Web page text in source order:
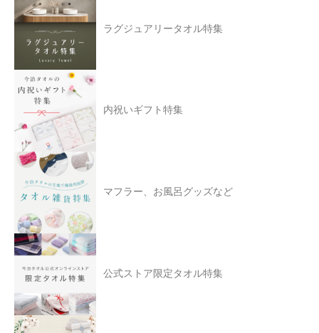
ラグジュアリータオル特集
内祝いギフト特集
マフラー、お風呂グッズなど
公式ストア限定タオル特集